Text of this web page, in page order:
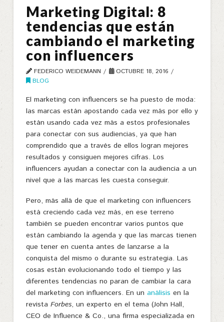
Marketing Digital: 8
tendencias que están
cambiando el marketing
con influencers
FEDERICO WEIDEMANN
OCTUBRE 18, 2016
BLOG
El marketing con influencers se ha puesto de moda:
las marcas están apostando cada vez más por ello y
están usando cada vez más a estos profesionales
para conectar con sus audiencias, ya que han
comprendido que a través de ellos logran mejores
resultados y consiguen mejores cifras. Los
influencers ayudan a conectar con la audiencia a un
nivel que a las marcas les cuesta conseguir.
Pero, más allá de que el marketing con influencers
está creciendo cada vez más, en ese terreno
también se pueden encontrar varios puntos que
están cambiando la agenda y que las marcas tienen
que tener en cuenta antes de lanzarse a la
conquista del mismo o durante su estrategia. Las
cosas están evolucionando todo el tiempo y las
diferentes tendencias no paran de cambiar la cara
del marketing con influencers. En un análisis en la
revista Forbes, un experto en el tema (John Hall,
CEO de Influence & Co., una firma especializada en